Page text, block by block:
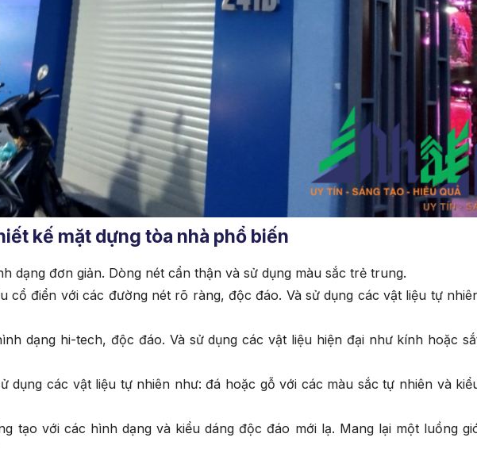
kế mặt dựng tòa nhà phổ biến
dạng đơn giản. Dòng nét cẩn thận và sử dụng màu sắc trẻ trung.
cổ điển với các đường nét rõ ràng, độc đáo. Và sử dụng các vật liệu tự
dạng hi-tech, độc đáo. Và sử dụng các vật liệu hiện đại như kính hoặc
dụng các vật liệu tự nhiên như: đá hoặc gỗ với các màu sắc tự nhiên và
tạo với các hình dạng và kiểu dáng độc đáo mới lạ. Mang lại một luồng